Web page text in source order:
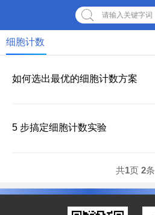
请输入关键字词
细胞计数
如何选出最优的细胞计数方案
5 步搞定细胞计数实验
共1页 2条